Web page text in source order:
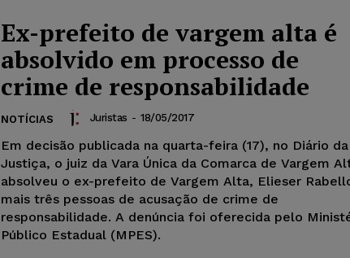
Ex-prefeito de vargem alta é
absolvido em processo de
crime de responsabilidade
NOTÍCIAS Juristas - 18/05/2017
Em decisão publicada na quarta-feira (17), no Diário da
Justiça, o juiz da Vara Única da Comarca de Vargem
absolveu o ex-prefeito de Vargem Alta, Elieser
mais três pessoas de acusação de crime de
responsabilidade. A denúncia foi oferecida pelo
Público Estadual (MPES).